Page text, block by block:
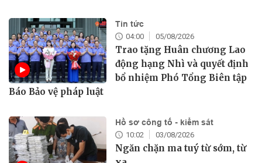
Tin tức
04:00 05/08/2026
Trao tặng Huân chương Lao
động hạng Nhì và quyết định
bổ nhiệm Phó Tổng Biên tập
Báo Bảo vệ pháp luật
Hồ sơ công tố - kiểm sát
10:02 03/08/2026
Ngăn chặn ma tuý từ sớm, từ